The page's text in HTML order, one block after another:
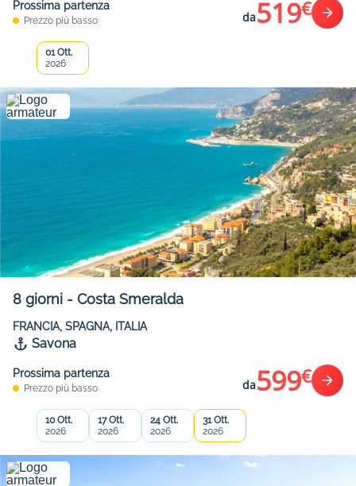
Prossima partenza
Prezzo più basso da519€
01 Ott.
2026
8 giorni - Costa Smeralda
FRANCIA, SPAGNA, ITALIA
Savona
Prossima partenza
Prezzo più basso da599€
10 Ott.
2026
17 Ott.
2026
24 Ott.
2026
31 Ott.
2026